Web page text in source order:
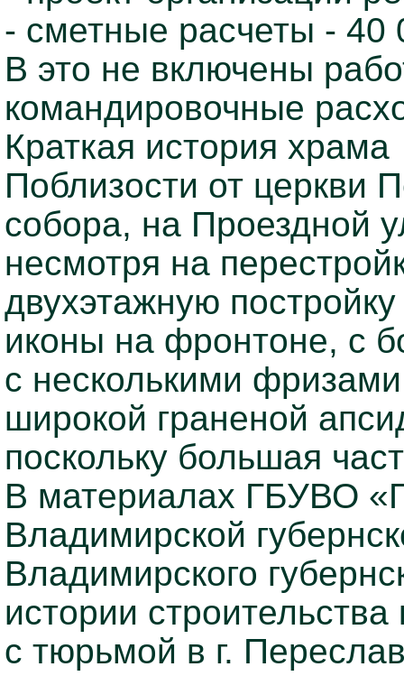
- сметные расчеты - 40
В это не включены
командировочные
Краткая история храма
Поблизости от церкви
собора, на Проездной
несмотря на
двухэтажную
иконы на фронтоне, с
с несколькими
широкой граненой
поскольку большая
В материалах ГБУВО
Владимирской
Владимирского
истории
с тюрьмой в г.